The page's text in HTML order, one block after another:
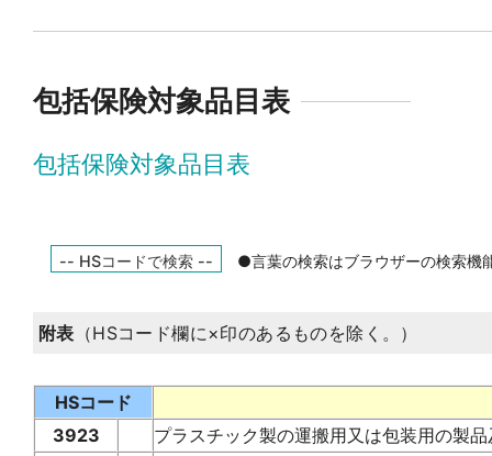
包括保険対象品目表
包括保険対象品目表
●言葉の検索はブラウザーの検索機
附表 （HSコード欄に×印のあるものを除く。）
HSコード
3923
プラスチック製の運搬用又は包装用の製